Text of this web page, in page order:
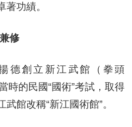
功績。
修
創立新江武館（拳頭
時的民國“國術”考試，取得
館改稱“新江國術館”。